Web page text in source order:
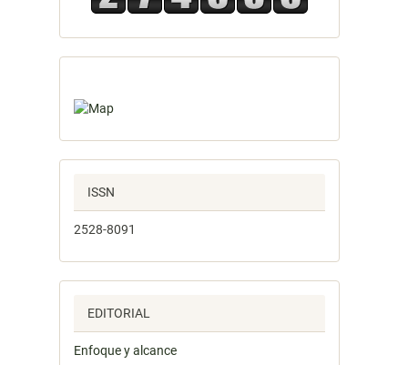
ISSN
2528-8091
EDITORIAL
Enfoque y alcance